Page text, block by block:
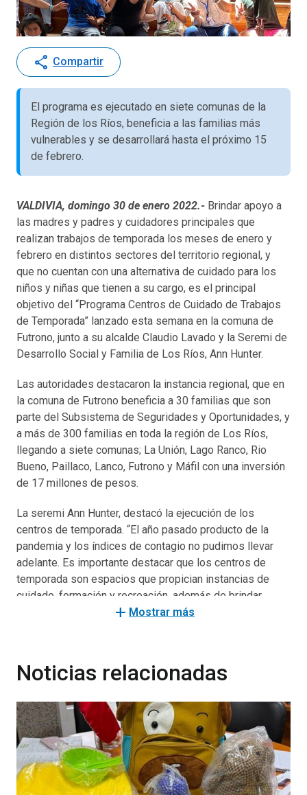
share Compartir
El programa es ejecutado en siete comunas de la
Región de los Ríos, beneficia a las familias más
vulnerables y se desarrollará hasta el próximo 15
de febrero.
VALDIVIA, domingo 30 de enero 2022.- Brindar apoyo a
las madres y padres y cuidadores principales que
realizan trabajos de temporada los meses de enero y
febrero en distintos sectores del territorio regional, y
que no cuentan con una alternativa de cuidado para los
niños y niñas que tienen a su cargo, es el principal
objetivo del “Programa Centros de Cuidado de Trabajos
de Temporada” lanzado esta semana en la comuna de
Futrono, junto a su alcalde Claudio Lavado y la Seremi de
Desarrollo Social y Familia de Los Ríos, Ann Hunter.
Las autoridades destacaron la instancia regional, que en
la comuna de Futrono beneficia a 30 familias que son
parte del Subsistema de Seguridades y Oportunidades, y
a más de 300 familias en toda la región de Los Ríos,
llegando a siete comunas; La Unión, Lago Ranco, Rio
Bueno, Paillaco, Lanco, Futrono y Máfil con una inversión
de 17 millones de pesos.
La seremi Ann Hunter, destacó la ejecución de los
centros de temporada. “El año pasado producto de la
pandemia y los índices de contagio no pudimos llevar
adelante. Es importante destacar que los centros de
temporada son espacios que propician instancias de
cuidado, formación y recreación, además de brindar
alimentación a los niños y niñas que forman parte de
tranquila”.
La autoridad regional agregó que “es fundamental la
ayuda que se brinda a familias mediante este programa,
estamos hablando no sólo de espacios de
entrenamiento, sino que, de formación, a través de los
tutores y monitores entregándoles mayores
oportunidades de desarrollo con la valoración de las
add Mostrar más
Noticias relacionadas